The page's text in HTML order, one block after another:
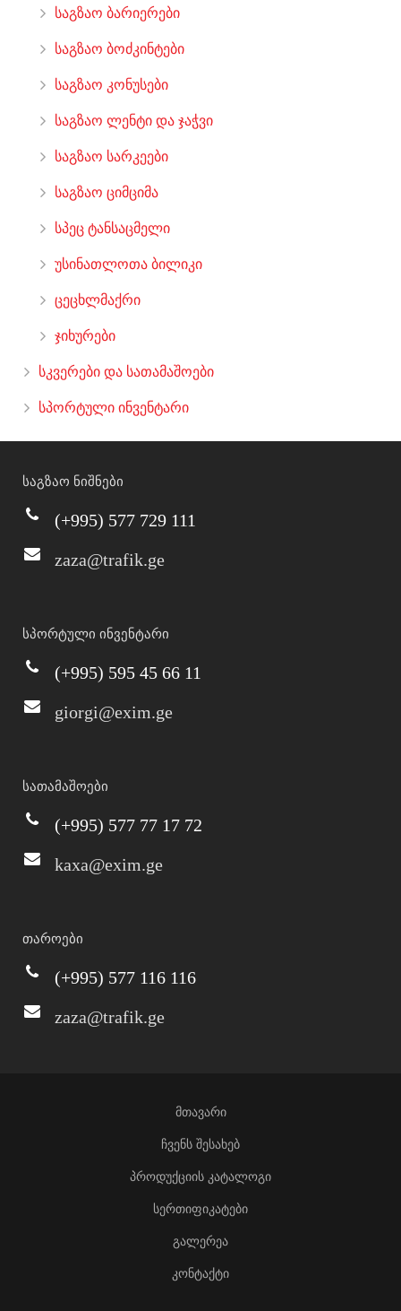
საგზაო ბარიერები
საგზაო ბოძკინტები
საგზაო კონუსები
საგზაო ლენტი და ჯაჭვი
საგზაო სარკეები
საგზაო ციმციმა
სპეც ტანსაცმელი
უსინათლოთა ბილიკი
ცეცხლმაქრი
ჯიხურები
სკვერები და სათამაშოები
სპორტული ინვენტარი
საგზაო ნიშნები
(+995) 577 729 111
zaza@trafik.ge
სპორტული ინვენტარი
(+995) 595 45 66 11
giorgi@exim.ge
სათამაშოები
(+995) 577 77 17 72
kaxa@exim.ge
თაროები
(+995) 577 116 116
zaza@trafik.ge
მთავარი
ჩვენს შესახებ
პროდუქციის კატალოგი
სერთიფიკატები
გალერეა
კონტაქტი